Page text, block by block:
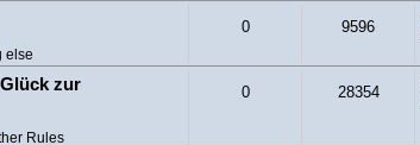
else
0 9596
zur
Rules
0 28354